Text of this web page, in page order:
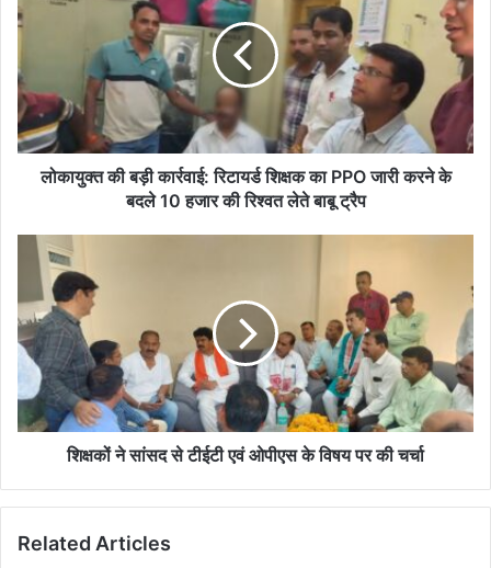
बड़ी
रिटायर्ड
शिक्षक
का
PPO
जारी
करने
हजार
रिश्वत
लेते
बाबू
ट्रैप
लोकायुक्त की बड़ी कार्रवाई: रिटायर्ड शिक्षक का PPO जारी करने के
बदले 10 हजार की रिश्वत लेते बाबू ट्रैप
शिक्षकों
सांसद
से
टीईटी
एवं
ओपीएस
के
विषय
शिक्षकों ने सांसद से टीईटी एवं ओपीएस के विषय पर की चर्चा
Related Articles